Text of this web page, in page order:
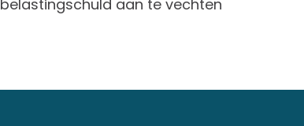
belastingschuld aan te vechten